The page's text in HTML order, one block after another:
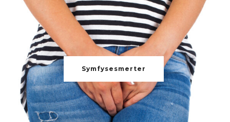
Symfysesmerter